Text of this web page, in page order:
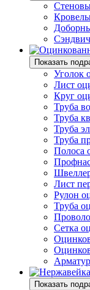
Показать
Уголок
Лист
Круг
Труба
Труба
Труба
Труба
Полоса
Лист
Рулон
Труба
Сетка
Показать